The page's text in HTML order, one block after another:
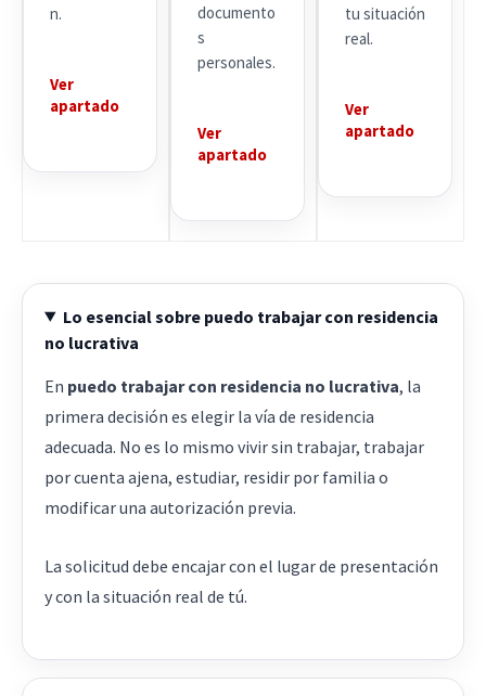
n.
Ver
apartado
documento
s
personales.
Ver
apartado
tu situación
real.
Ver
apartado
Lo esencial sobre puedo trabajar con residencia
no lucrativa
En puedo trabajar con residencia no lucrativa, la
primera decisión es elegir la vía de residencia
adecuada. No es lo mismo vivir sin trabajar, trabajar
por cuenta ajena, estudiar, residir por familia o
modificar una autorización previa.
La solicitud debe encajar con el lugar de presentación
y con la situación real de tú.